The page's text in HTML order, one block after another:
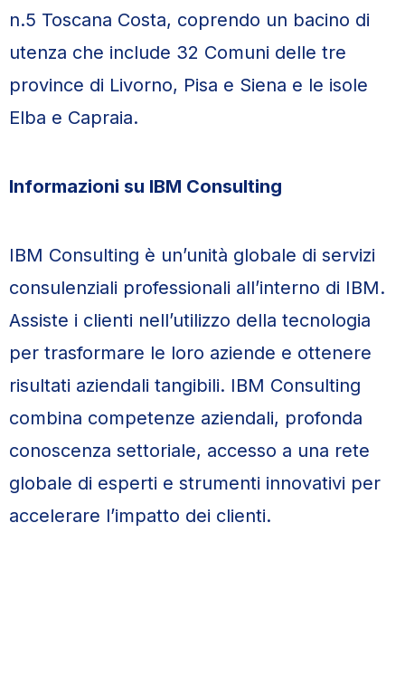
n.5 Toscana Costa, coprendo un bacino di
utenza che include 32 Comuni delle tre
province di Livorno, Pisa e Siena e le isole
Elba e Capraia.
Informazioni su IBM Consulting
IBM Consulting è un’unità globale di servizi
consulenziali professionali all’interno di IBM.
Assiste i clienti nell’utilizzo della tecnologia
per trasformare le loro aziende e ottenere
risultati aziendali tangibili. IBM Consulting
combina competenze aziendali, profonda
conoscenza settoriale, accesso a una rete
globale di esperti e strumenti innovativi per
accelerare l’impatto dei clienti.